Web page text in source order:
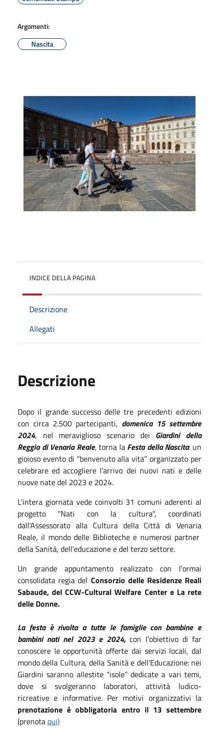
Argomenti:
Nascita
INDICE DELLA PAGINA
Descrizione
Allegati
Descrizione
Dopo il grande successo delle tre precedenti edizioni
con circa 2.500 partecipanti, domenica 15 settembre
2024, nel meraviglioso scenario dei Giardini della
Reggia di Venaria Reale, torna laFesta della Nascita: un
gioioso evento di “benvenuto alla vita” organizzato per
celebrare ed accogliere l'arrivo dei nuovi nati e delle
nuove nate del 2023 e 2024.
L'intera giornata vede coinvolti 31 comuni aderenti al
progetto "Nati con la cultura", coordinati
dall'Assessorato alla Cultura della Città di Venaria
Reale, il mondo delle Biblioteche e numerosi partner
della Sanità, dell'educazione e del terzo settore.
Un grande appuntamento realizzato con l'ormai
consolidata regia del Consorzio delle Residenze Reali
Sabaude, del CCW-Cultural Welfare Center e La rete
delle Donne.
La festa è rivolta a tutte le famiglie con bambine e
bambini nati nel 2023 e 2024,con l’obiettivo di far
conoscere le opportunità offerte dai servizi locali, dal
mondo della Cultura, della Sanità e dell’Educazione: nei
Giardini saranno allestite “isole” dedicate a vari temi,
dove si svolgeranno laboratori, attività ludico-
ricreative e informative. Per motivi organizzativi la
prenotazione é obbligatoria entro il 13 settembre
(prenotaqui)